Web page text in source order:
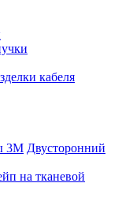
кабеля
Двусторонний
на тканевой